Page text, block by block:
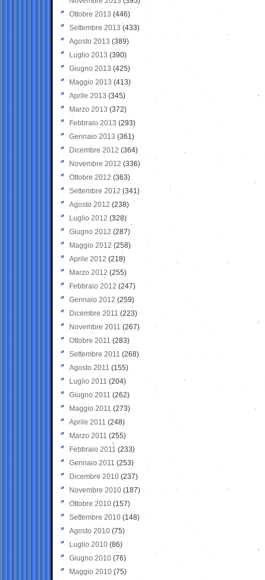
Ottobre 2013 (446)
Settembre 2013 (433)
Agosto 2013 (389)
Luglio 2013 (390)
Giugno 2013 (425)
Maggio 2013 (413)
Aprile 2013 (345)
Marzo 2013 (372)
Febbraio 2013 (293)
Gennaio 2013 (361)
Dicembre 2012 (364)
Novembre 2012 (336)
Ottobre 2012 (363)
Settembre 2012 (341)
Agosto 2012 (238)
Luglio 2012 (328)
Giugno 2012 (287)
Maggio 2012 (258)
Aprile 2012 (218)
Marzo 2012 (255)
Febbraio 2012 (247)
Gennaio 2012 (259)
Dicembre 2011 (223)
Novembre 2011 (267)
Ottobre 2011 (283)
Settembre 2011 (268)
Agosto 2011 (155)
Luglio 2011 (204)
Giugno 2011 (262)
Maggio 2011 (273)
Aprile 2011 (248)
Marzo 2011 (255)
Febbraio 2011 (233)
Gennaio 2011 (253)
Dicembre 2010 (237)
Novembre 2010 (187)
Ottobre 2010 (157)
Settembre 2010 (148)
Agosto 2010 (75)
Luglio 2010 (86)
Giugno 2010 (76)
Maggio 2010 (75)